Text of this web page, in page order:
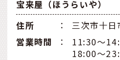
宝来屋（ほうらいや）
住所
：
三次市十
営業時間
：
11:30～
18:00～